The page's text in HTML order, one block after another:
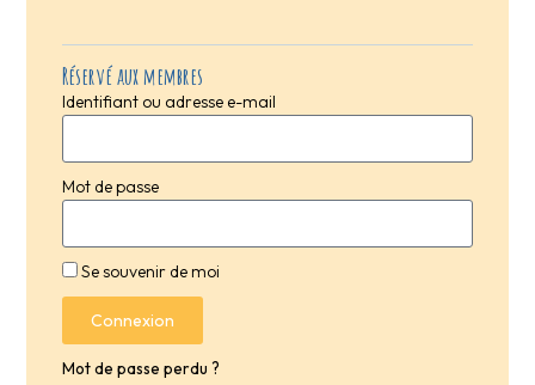
Réservé aux membres
Identifiant ou adresse e-mail
Mot de passe
Se souvenir de moi
Connexion
Mot de passe perdu ?